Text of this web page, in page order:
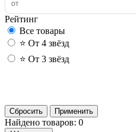
Рейтинг
Все товары
⭐ От 4 звёзд
⭐ От 3 звёзд
Сбросить
Применить
Найдено товаров: 0